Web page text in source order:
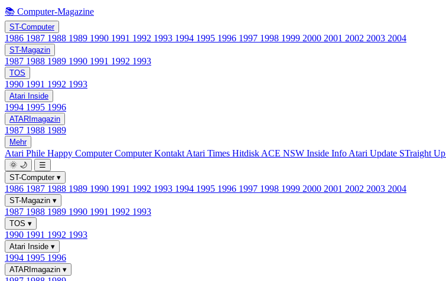
📚 Computer-Magazine
ST-Computer
1986 1987 1988 1989 1990 1991 1992 1993 1994 1995 1996 1997 1998 1999 2000 2001 2002 2003 2004
ST-Magazin
1987 1988 1989 1990 1991 1992 1993
TOS
1990 1991 1992 1993
Atari Inside
1994 1995 1996
ATARImagazin
1987 1988 1989
Mehr
Atari Phile Happy ComputerComputer Kontakt Atari Times Hitdisk ACE NSW Inside Info Atari Update STraight Up
🌞 🌙
☰
ST-Computer ▾
1986 1987 1988 1989 1990 1991 1992 1993 1994 1995 1996 1997 1998 1999 2000 2001 2002 2003 2004
ST-Magazin ▾
1987 1988 1989 1990 1991 1992 1993
TOS ▾
1990 1991 1992 1993
Atari Inside ▾
1994 1995 1996
ATARImagazin ▾